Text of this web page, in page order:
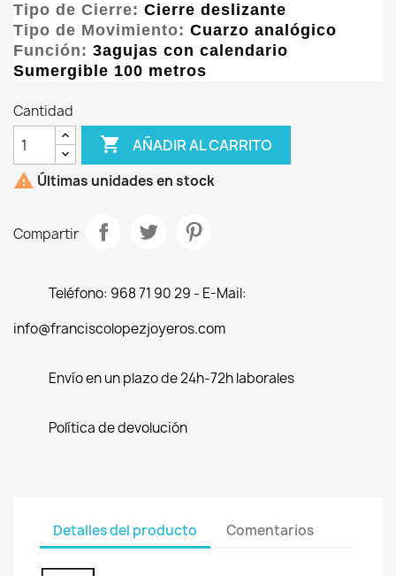
Tipo de Cierre: Cierre deslizante
Tipo de Movimiento: Cuarzo analógico
Función: 3agujas con calendario
Sumergible 100 metros
Cantidad
 AÑADIR AL CARRITO
 Últimas unidades en stock
Compartir
Teléfono: 968 71 90 29 - E-Mail:
info@franciscolopezjoyeros.com
Envío en un plazo de 24h-72h laborales
Política de devolución
Detalles del producto Comentarios